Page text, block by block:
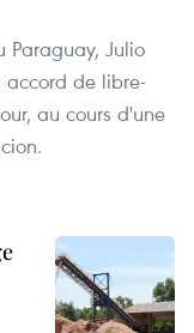
Paraguay, Julio
de libre-
au cours d'une